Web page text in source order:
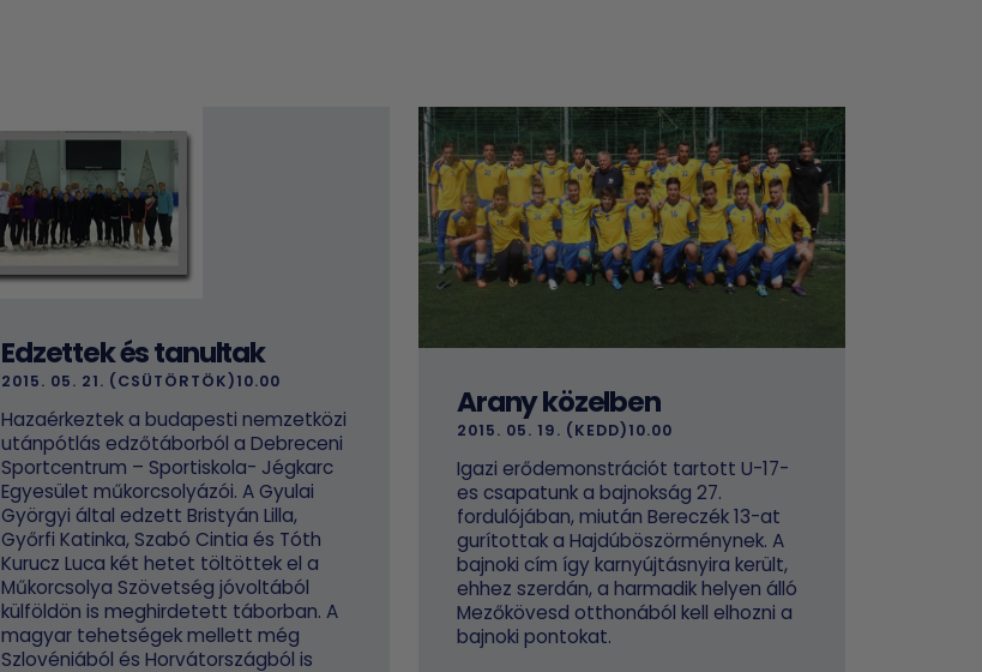
Edzettek és tanultak
2015. 05. 21. (CSÜTÖRTÖK)10.00
Hazaérkeztek a budapesti nemzetközi
utánpótlás edzőtáborból a Debreceni
Sportcentrum – Sportiskola- Jégkarc
Egyesület műkorcsolyázói. A Gyulai
Györgyi által edzett Bristyán Lilla,
Győrfi Katinka, Szabó Cintia és Tóth
Kurucz Luca két hetet töltöttek el a
Műkorcsolya Szövetség jóvoltából
külföldön is meghirdetett táborban. A
magyar tehetségek mellett még
Szlovéniából és Horvátországból is
Arany közelben
2015. 05. 19. (KEDD)10.00
Igazi erődemonstrációt tartott U-17-
es csapatunk a bajnokság 27.
fordulójában, miután Bereczék 13-at
gurítottak a Hajdúböszörménynek. A
bajnoki cím így karnyújtásnyira került,
ehhez szerdán, a harmadik helyen álló
Mezőkövesd otthonából kell elhozni a
bajnoki pontokat.